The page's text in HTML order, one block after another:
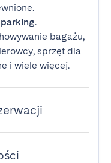
parking.
bagażu,
sprzęt dla
i wiele więcej.